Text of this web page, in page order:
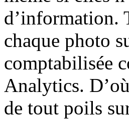
d’information.
chaque photo
comptabilisée
Analytics.
de tout poils